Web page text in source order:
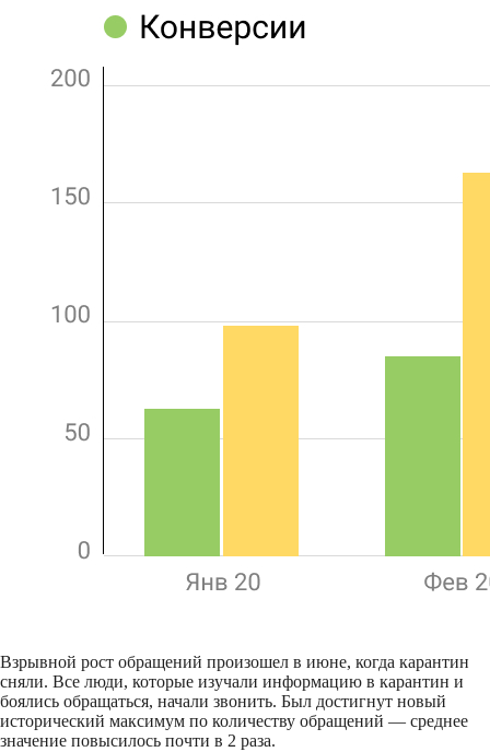
Взрывной рост обращений произошел в июне, когда карантин
сняли. Все люди, которые изучали информацию в карантин и
боялись обращаться, начали звонить. Был достигнут новый
исторический максимум по количеству обращений — среднее
значение повысилось почти в 2 раза.